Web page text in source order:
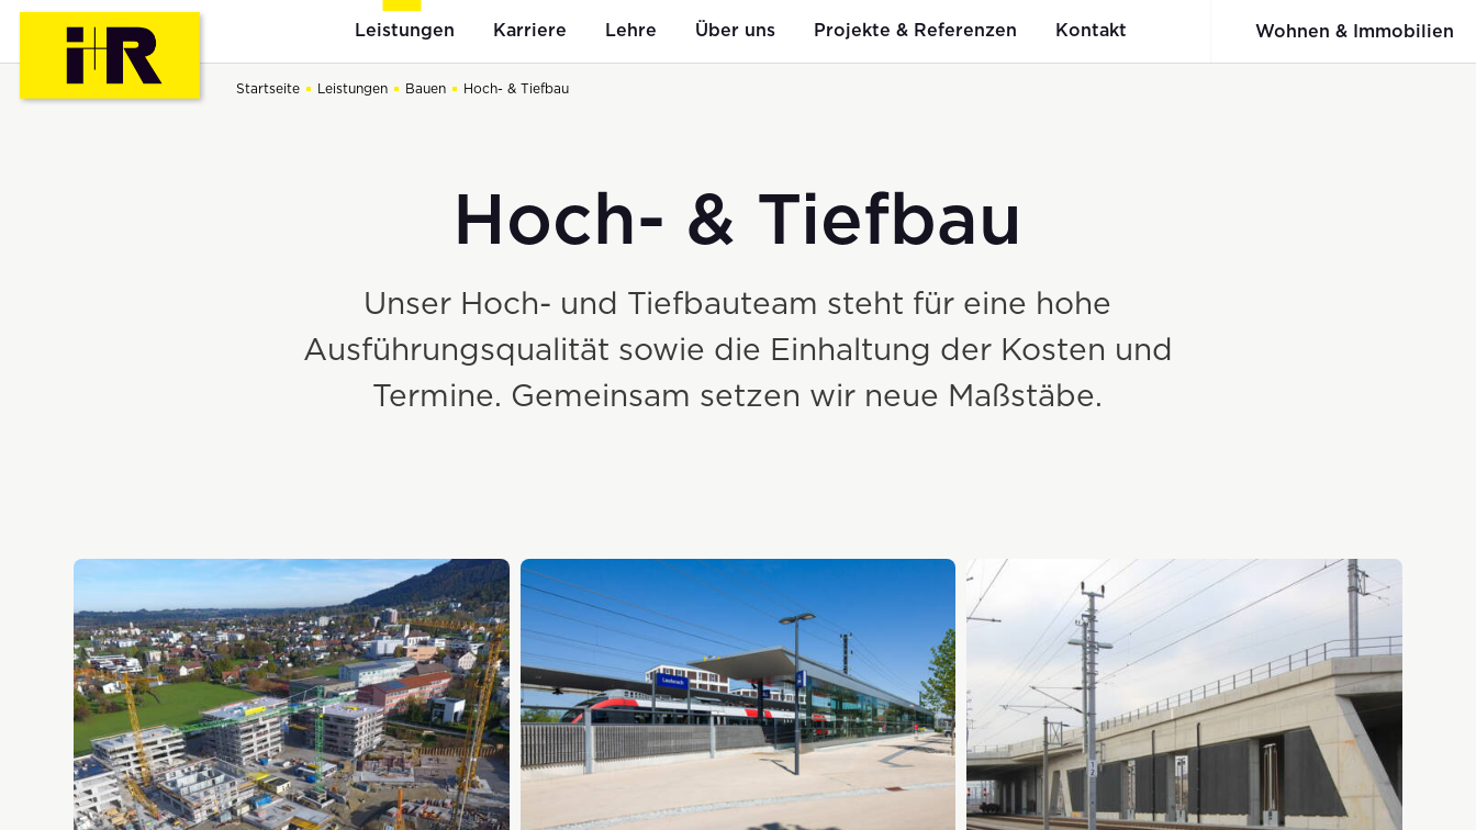
Leistungen
Kommunalbau
Wohnbau
Projekte & Referenzen
Bauen
Hoch- & Tiefbau
Spezialtiefbau
Beton
Erdwärme- & Brunnenbohrungen
Holzbau
Fachwerkbinder System BSB
Elementbau
Wohnungsbau
Kommunalbau
Sonderbau
Karriere
i+R als Arbeitgeber
Mitarbeiter:innenbewertun
g auf kununu
Lehre Über uns
Geschichte
Projekte & Referenzen Kontakt Wohnen & Immobilien
Startseite Leistungen Bauen Hoch- & Tiefbau
Hoch- & Tiefbau
Unser Hoch- und Tiefbauteam steht für eine hohe
Ausführungsqualität sowie die Einhaltung der Kosten und
Termine. Gemeinsam setzen wir neue Maßstäbe.